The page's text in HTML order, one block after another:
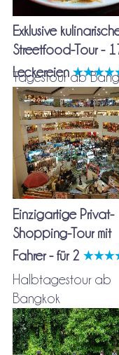
Exklusive
Streetfood-Tour -
Leckereien
Tagestour ab
Einzigartige Privat-
Shopping-Tour mit
Fahrer - für 2
Halbtagestour ab
Bangkok